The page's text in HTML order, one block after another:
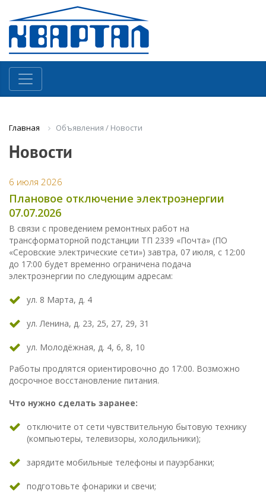
Главная Объявления / Новости
Новости
6 июля 2026
Плановое отключение электроэнергии
07.07.2026
В связи с проведением ремонтных работ на
трансформаторной подстанции ТП 2339 «Почта» (ПО
«Серовские электрические сети») завтра, 07 июля, с 12:00
до 17:00 будет временно ограничена подача
электроэнергии по следующим адресам:
ул. 8 Марта, д. 4
ул. Ленина, д. 23, 25, 27, 29, 31
ул. Молодёжная, д. 4, 6, 8, 10
Работы продлятся ориентировочно до 17:00. Возможно
досрочное восстановление питания.
Что нужно сделать заранее:
отключите от сети чувствительную бытовую технику
(компьютеры, телевизоры, холодильники);
зарядите мобильные телефоны и пауэрбанки;
подготовьте фонарики и свечи;